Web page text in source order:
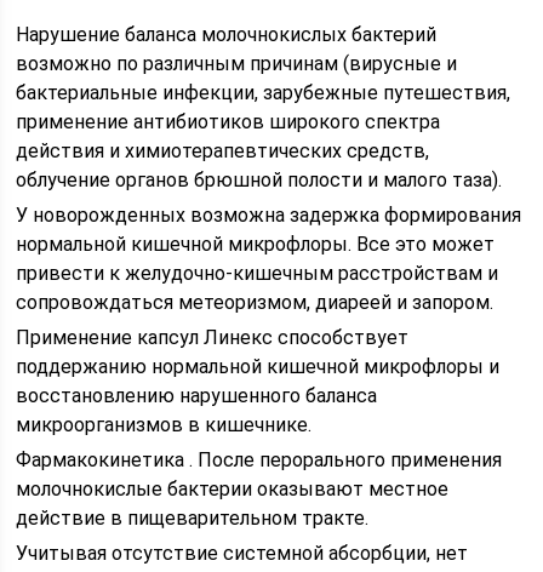
Нарушение баланса молочнокислых бактерий
возможно по различным причинам (вирусные и
бактериальные инфекции, зарубежные путешествия,
применение антибиотиков широкого спектра
действия и химиотерапевтических средств,
облучение органов брюшной полости и малого таза).
У новорожденных возможна задержка формирования
нормальной кишечной микрофлоры. Все это может
привести к желудочно-кишечным расстройствам и
сопровождаться метеоризмом, диареей и запором.
Применение капсул Линекс способствует
поддержанию нормальной кишечной микрофлоры и
восстановлению нарушенного баланса
микроорганизмов в кишечнике.
Фармакокинетика . После перорального применения
молочнокислые бактерии оказывают местное
действие в пищеварительном тракте.
Учитывая отсутствие системной абсорбции, нет